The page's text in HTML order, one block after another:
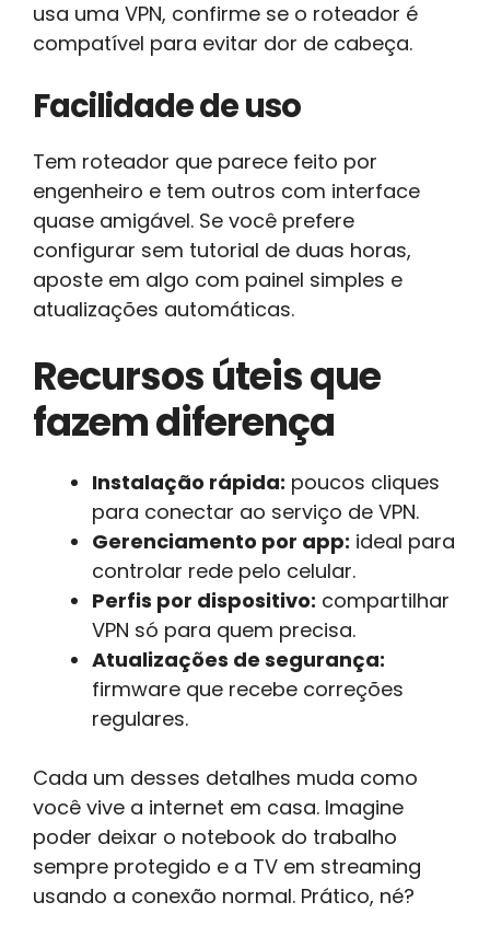
usa uma VPN, confirme se o roteador é
compatível para evitar dor de cabeça.
Facilidade de uso
Tem roteador que parece feito por
engenheiro e tem outros com interface
quase amigável. Se você prefere
configurar sem tutorial de duas horas,
aposte em algo com painel simples e
atualizações automáticas.
Recursos úteis que
fazem diferença
Instalação rápida: poucos cliques
para conectar ao serviço de VPN.
Gerenciamento por app: ideal para
controlar rede pelo celular.
Perfis por dispositivo: compartilhar
VPN só para quem precisa.
Atualizações de segurança:
firmware que recebe correções
regulares.
Cada um desses detalhes muda como
você vive a internet em casa. Imagine
poder deixar o notebook do trabalho
sempre protegido e a TV em streaming
usando a conexão normal. Prático, né?